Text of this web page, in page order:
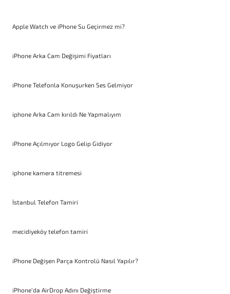
Apple Watch ve iPhone Su Geçirmez mi?
iPhone Arka Cam Değişimi Fiyatları
iPhone Telefonla Konuşurken Ses Gelmiyor
iphone Arka Cam kırıldı Ne Yapmalıyım
iPhone Açılmıyor Logo Gelip Gidiyor
iphone kamera titremesi
İstanbul Telefon Tamiri
mecidiyeköy telefon tamiri
iPhone Değişen Parça Kontrolü Nasıl Yapılır?
iPhone’da AirDrop Adını Değiştirme